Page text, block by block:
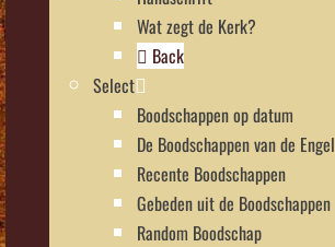
Wat zegt de Kerk?
Back
Select
Boodschappen op datum
De Boodschappen van de Engel
Recente Boodschappen
Gebeden uit de Boodschappen
Random Boodschap